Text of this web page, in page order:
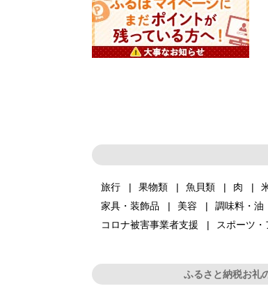
旅行 果物類 魚貝類 肉
家具・装飾品
美容 調味料・油
コロナ被害事業者支援
スポーツ
ふるさと納税お礼